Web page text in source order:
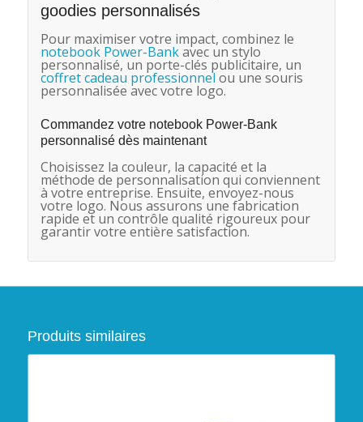
goodies personnalisés
Pour maximiser votre impact, combinez le
notebook Power-Bankavec un stylo
personnalisé, un porte-clés publicitaire, un
coffret cadeau professionnel ou une souris
personnalisée avec votre logo.
Commandez votre notebook Power-Bank
personnalisé dès maintenant
Choisissez la couleur, la capacité et la
méthode de personnalisation qui conviennent
à votre entreprise. Ensuite, envoyez-nous
votre logo. Nous assurons une fabrication
rapide et un contrôle qualité rigoureux pour
garantir votre entière satisfaction.
Produits similaires